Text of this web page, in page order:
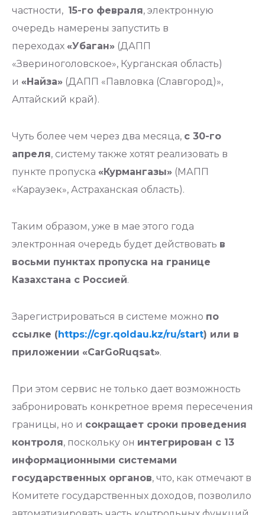
частности, 15-го февраля, электронную
очередь намерены запустить в
переходах «Убаган» (ДАПП
«Звериноголовское», Курганская область)
и «Найза» (ДАПП «Павловка (Славгород)»,
Алтайский край).
Чуть более чем через два месяца, с 30-го
апреля, систему также хотят реализовать в
пункте пропуска «Курмангазы» (МАПП
«Караузек», Астраханская область).
Таким образом, уже в мае этого года
электронная очередь будет действовать в
восьми пунктах пропуска на границе
Казахстана с Россией.
Зарегистрироваться в системе можно по
ссылке (https://cgr.qoldau.kz/ru/start) или в
приложении «CarGoRuqsat».
При этом сервис не только дает возможность
забронировать конкретное время пересечения
границы, но и сокращает сроки проведения
контроля, поскольку он интегрирован с 13
информационными системами
государственных органов, что, как отмечают в
Комитете государственных доходов, позволило